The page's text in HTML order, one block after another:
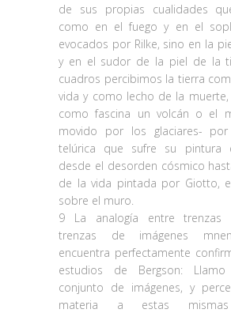
de sus propias cualidades
como en el fuego y en el
evocados por Rilke, sino en la
y en el sudor de la piel de la
cuadros percibimos la tierra
vida y como lecho de la
como fascina un volcán o el
movido por los glaciares- por
telúrica que sufre su pintura
desde el desorden cósmico
de la vida pintada por Giotto,
sobre el muro.
9 La analogía entre trenzas
trenzas de imágenes
encuentra perfectamente
estudios de Bergson:
conjunto de imágenes, y
materia a estas mismas